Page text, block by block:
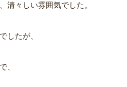
清々しい雰囲気でした。
したが、
、